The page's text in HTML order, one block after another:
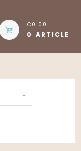
€0.00
0 ARTICLE